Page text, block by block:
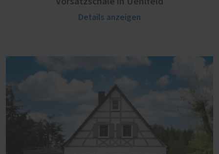
Details anzeigen